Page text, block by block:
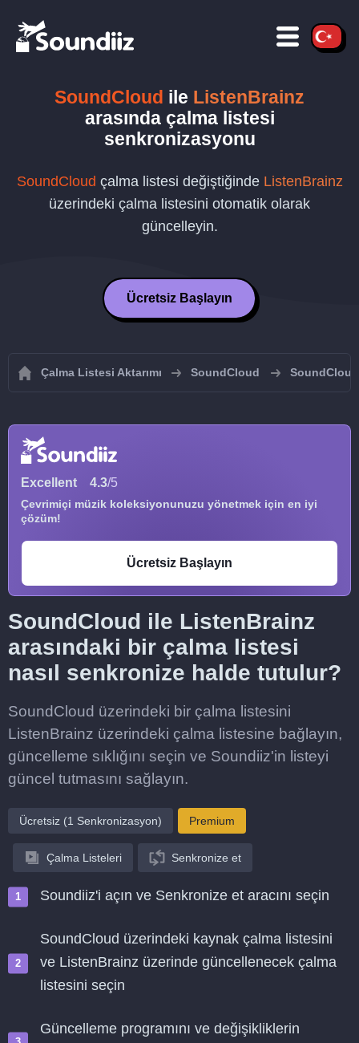
SoundCloud ile ListenBrainz
arasında çalma listesi
senkronizasyonu
SoundCloud çalma listesi değiştiğinde ListenBrainz
üzerindeki çalma listesini otomatik olarak
güncelleyin.
Ücretsiz Başlayın
Çalma Listesi Aktarımı SoundCloud
Excellent 4.3/5
Çevrimiçi müzik koleksiyonunuzu yönetmek için en iyi
çözüm!
Ücretsiz Başlayın
SoundCloud ile ListenBrainz
arasındaki bir çalma listesi
nasıl senkronize halde tutulur?
SoundCloud üzerindeki bir çalma listesini
ListenBrainz üzerindeki çalma listesine bağlayın,
güncelleme sıklığını seçin ve Soundiiz'in listeyi
güncel tutmasını sağlayın.
Ücretsiz (1 Senkronizasyon) Premium
Çalma Listeleri Senkronize et
Soundiiz'i açın ve Senkronize et aracını seçin
SoundCloud üzerindeki kaynak çalma listesini
ve ListenBrainz üzerinde güncellenecek çalma
listesini seçin
Güncelleme programını ve değişikliklerin